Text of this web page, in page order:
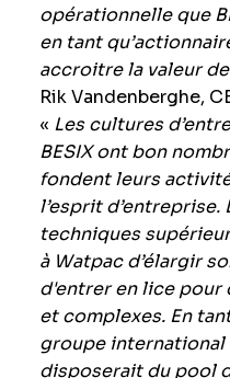
opérationnelle que
en tant
accroitre la valeur
Rik Vandenberghe,
« Les cultures
BESIX ont bon
fondent leurs
l’esprit d’entreprise.
techniques
à Watpac d’élargir
d'entrer en lice pour
et complexes. En
groupe
disposerait du pool